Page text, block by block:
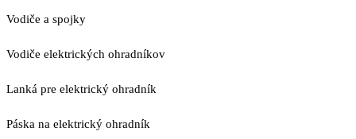
Vodiče a spojky
Vodiče elektrických ohradníkov
Lanká pre elektrický ohradník
Páska na elektrický ohradník